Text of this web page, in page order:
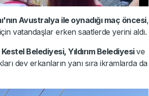
Avustralya ile oynadığı maç öncesi,
vatandaşlar erken saatlerde yerini aldı.
Belediyesi, Yıldırım Belediyesive
dev erkanların yanı sıra ikramlarda da